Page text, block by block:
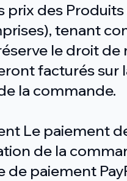
prix des
tenant
le droit
facturés sur
la commande.
Le paiement
de la
de paiement